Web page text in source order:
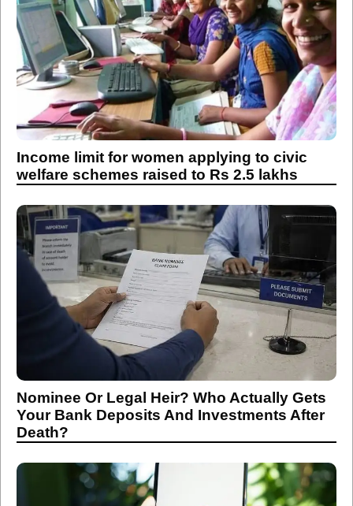
Income limit for women applying to civic
welfare schemes raised to Rs 2.5 lakhs
Nominee Or Legal Heir? Who Actually Gets
Your Bank Deposits And Investments After
Death?